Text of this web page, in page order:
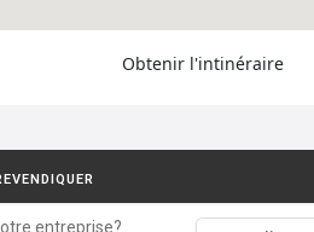
Obtenir l'intinéraire
entreprise?